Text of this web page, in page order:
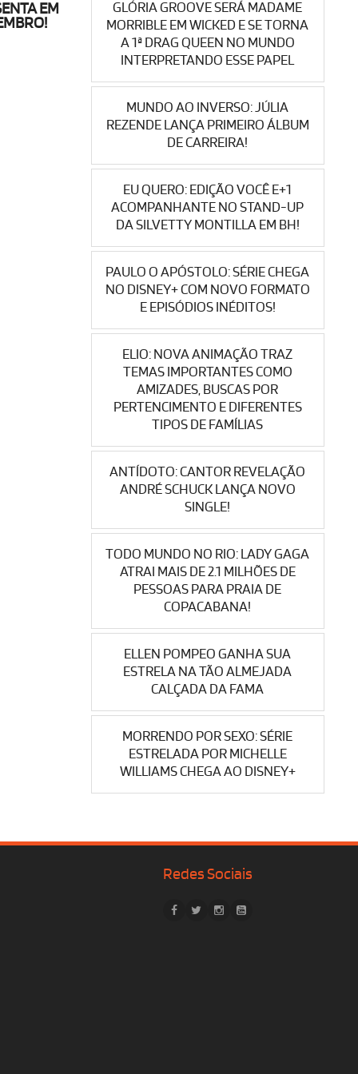
EM
GLÓRIA GROOVE SERÁ MADAME
MORRIBLE EM WICKED E SE TORNA
A 1ª DRAG QUEEN NO MUNDO
INTERPRETANDO ESSE PAPEL
MUNDO AO INVERSO: JÚLIA
REZENDE LANÇA PRIMEIRO ÁLBUM
DE CARREIRA!
EU QUERO: EDIÇÃO VOCÊ E+1
ACOMPANHANTE NO STAND-UP
DA SILVETTY MONTILLA EM BH!
PAULO O APÓSTOLO: SÉRIE CHEGA
NO DISNEY+ COM NOVO FORMATO
E EPISÓDIOS INÉDITOS!
ELIO: NOVA ANIMAÇÃO TRAZ
TEMAS IMPORTANTES COMO
AMIZADES, BUSCAS POR
PERTENCIMENTO E DIFERENTES
TIPOS DE FAMÍLIAS
ANTÍDOTO: CANTOR REVELAÇÃO
ANDRÉ SCHUCK LANÇA NOVO
SINGLE!
TODO MUNDO NO RIO: LADY GAGA
ATRAI MAIS DE 2.1 MILHÕES DE
PESSOAS PARA PRAIA DE
COPACABANA!
ELLEN POMPEO GANHA SUA
ESTRELA NA TÃO ALMEJADA
CALÇADA DA FAMA
MORRENDO POR SEXO: SÉRIE
ESTRELADA POR MICHELLE
WILLIAMS CHEGA AO DISNEY+
Redes Sociais